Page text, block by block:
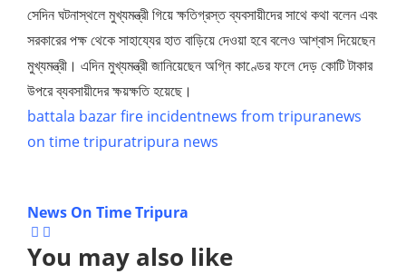
সেদিন ঘটনাস্থলে মুখ্যমন্ত্রী গিয়ে ক্ষতিগ্রস্ত ব্যবসায়ীদের সাথে কথা বলেন এবং
সরকারের পক্ষ থেকে সাহায্যের হাত বাড়িয়ে দেওয়া হবে বলেও আশ্বাস দিয়েছেন
মুখ্যমন্ত্রী। এদিন মুখ্যমন্ত্রী জানিয়েছেন অগ্নি কাণ্ডের ফলে দেড় কোটি টাকার
উপরে ব্যবসায়ীদের ক্ষয়ক্ষতি হয়েছে।
battala bazar fire incidentnews from tripuranews
on time tripuratripura news
News On Time Tripura
You may also like